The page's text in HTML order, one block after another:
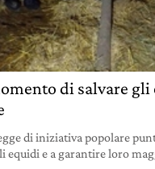
di salvare
di iniziativa popolare
equidi e a garantire loro